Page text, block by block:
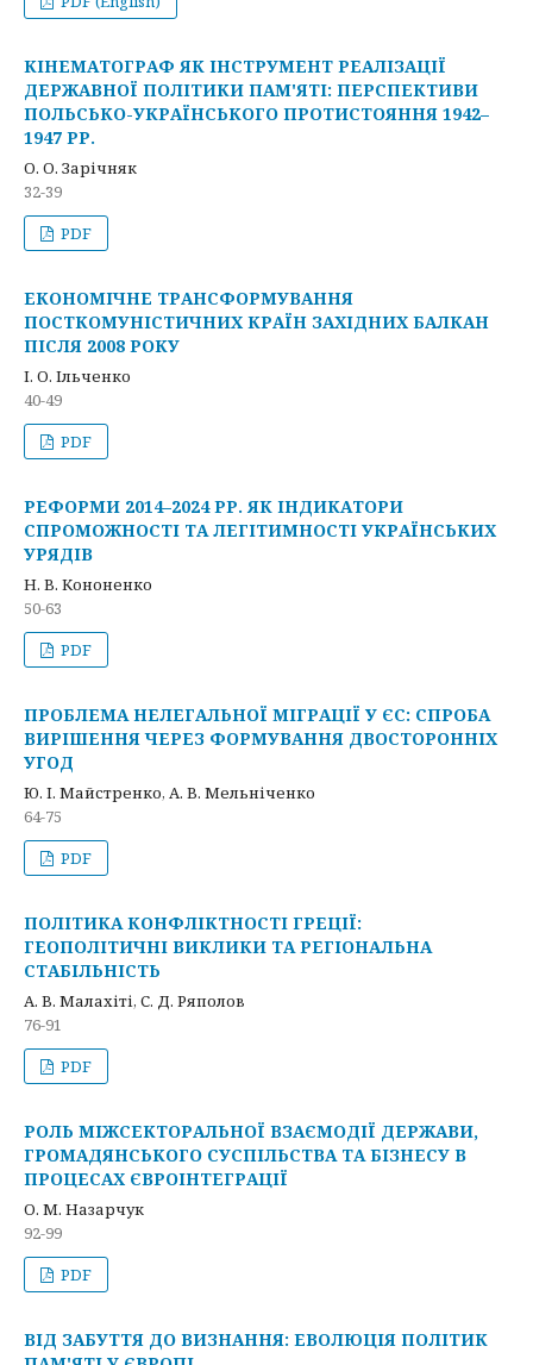
КІНЕМАТОГРАФ ЯК ІНСТРУМЕНТ РЕАЛІЗАЦІЇ
ДЕРЖАВНОЇ ПОЛІТИКИ ПАМ'ЯТІ: ПЕРСПЕКТИВИ
ПОЛЬСЬКО-УКРАЇНСЬКОГО ПРОТИСТОЯННЯ 1942–
1947 РР.
О. О. Зарічняк
32-39
PDF
ЕКОНОМІЧНЕ ТРАНСФОРМУВАННЯ
ПОСТКОМУНІСТИЧНИХ КРАЇН ЗАХІДНИХ БАЛКАН
ПІСЛЯ 2008 РОКУ
І. О. Ільченко
40-49
PDF
РЕФОРМИ 2014–2024 РР. ЯК ІНДИКАТОРИ
СПРОМОЖНОСТІ ТА ЛЕГІТИМНОСТІ УКРАЇНСЬКИХ
УРЯДІВ
Н. В. Кононенко
50-63
PDF
ПРОБЛЕМА НЕЛЕГАЛЬНОЇ МІГРАЦІЇ У ЄС: СПРОБА
ВИРІШЕННЯ ЧЕРЕЗ ФОРМУВАННЯ ДВОСТОРОННІХ
УГОД
Ю. І. Майстренко, А. В. Мельніченко
64-75
PDF
ПОЛІТИКА КОНФЛІКТНОСТІ ГРЕЦІЇ:
ГЕОПОЛІТИЧНІ ВИКЛИКИ ТА РЕГІОНАЛЬНА
СТАБІЛЬНІСТЬ
А. В. Малахіті, С. Д. Ряполов
76-91
PDF
РОЛЬ МІЖСЕКТОРАЛЬНОЇ ВЗАЄМОДІЇ ДЕРЖАВИ,
ГРОМАДЯНСЬКОГО СУСПІЛЬСТВА ТА БІЗНЕСУ В
ПРОЦЕСАХ ЄВРОІНТЕГРАЦІЇ
О. М. Назарчук
92-99
PDF
ВІД ЗАБУТТЯ ДО ВИЗНАННЯ: ЕВОЛЮЦІЯ ПОЛІТИК